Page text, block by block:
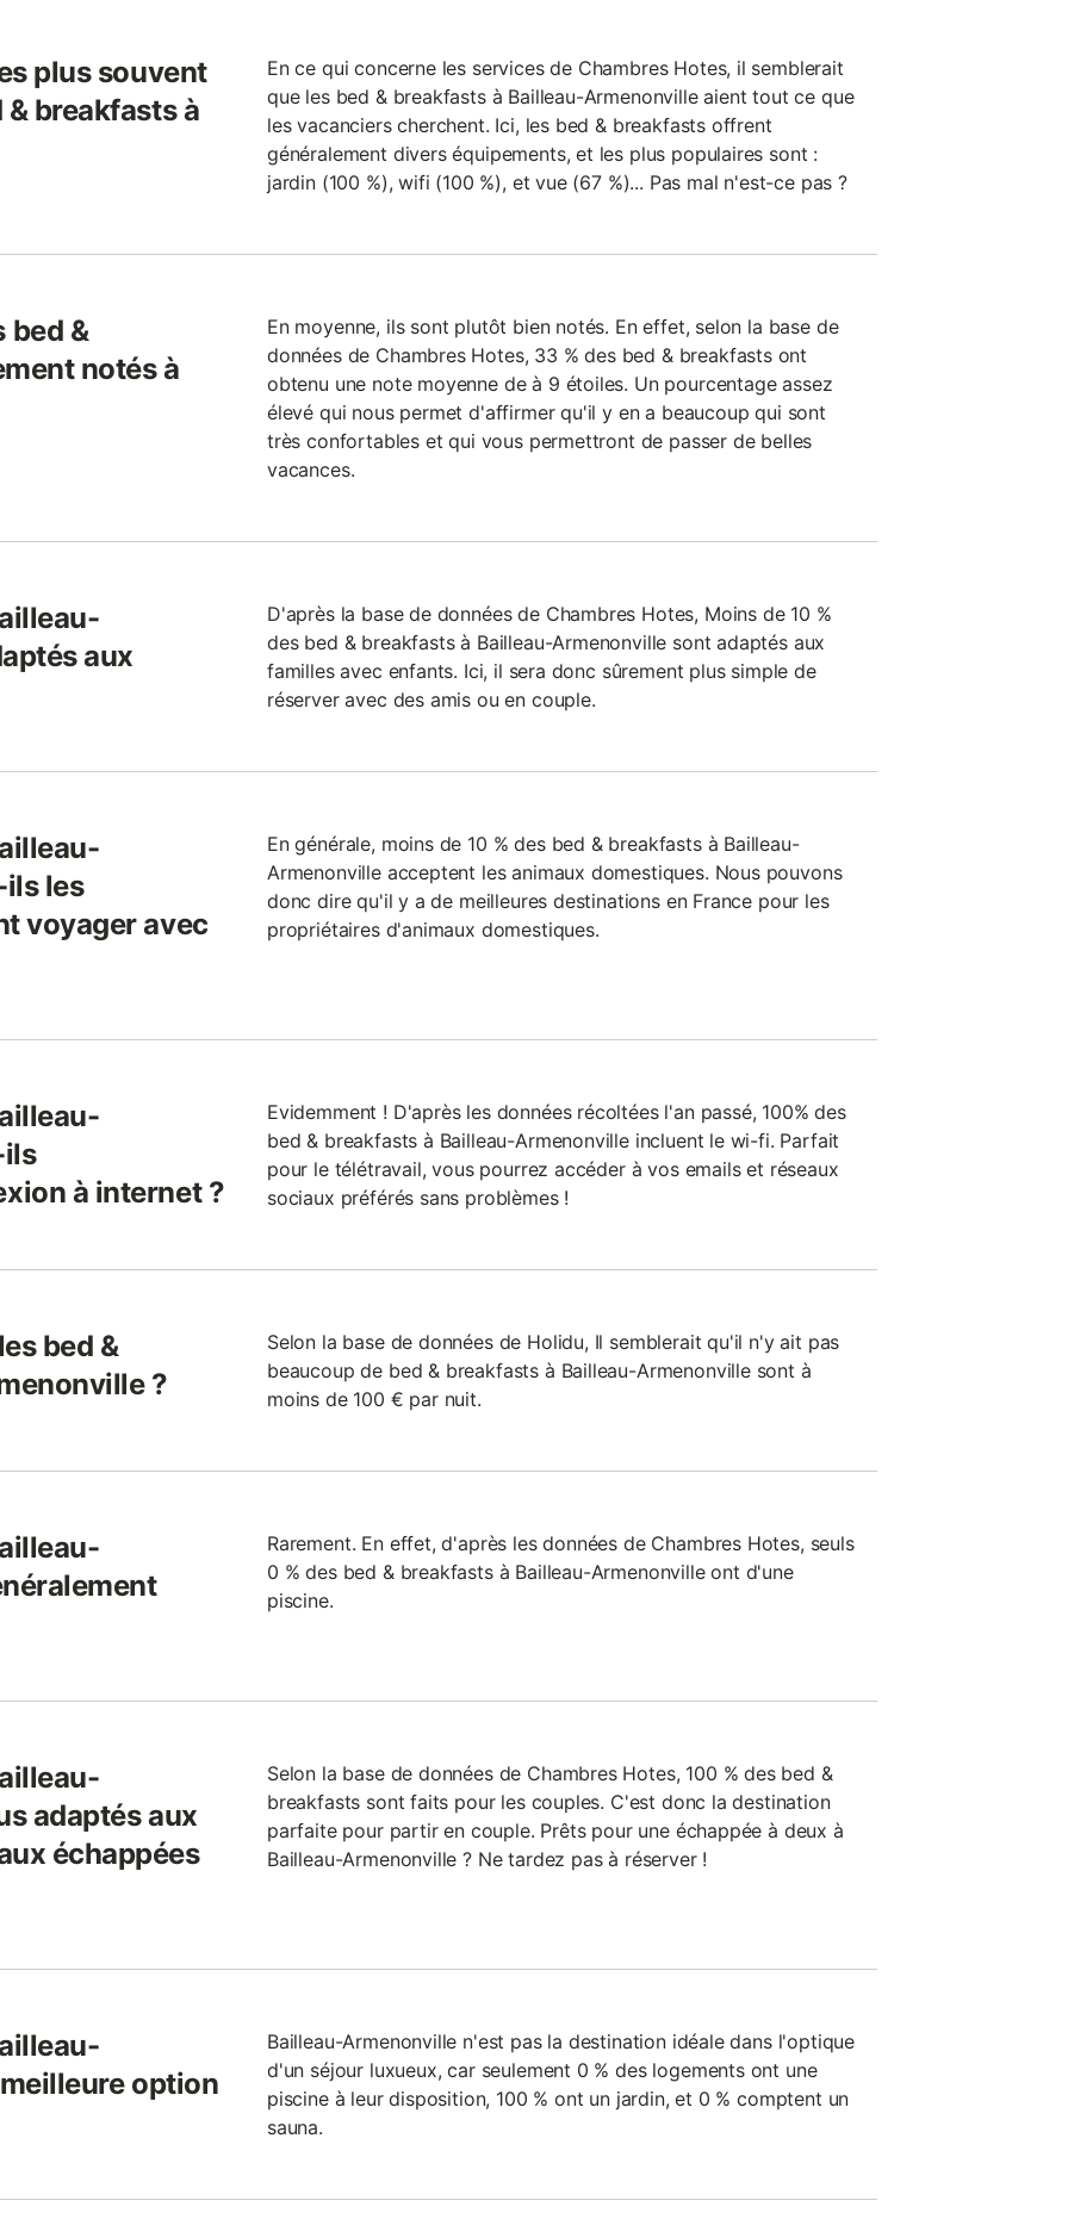
plus souvent
breakfasts à
En ce qui concerne les services de Chambres Hotes, il semblerait
que les bed & breakfasts à Bailleau-Armenonville aient tout ce que
les vacanciers cherchent. Ici, les bed & breakfasts offrent
généralement divers équipements, et les plus populaires sont :
jardin (100 %), wifi (100 %), et vue (67 %)... Pas mal n'est-ce pas ?
bed &
notés à
En moyenne, ils sont plutôt bien notés. En effet, selon la base de
données de Chambres Hotes, 33 % des bed & breakfasts ont
obtenu une note moyenne de à 9 étoiles. Un pourcentage assez
élevé qui nous permet d'affirmer qu'il y en a beaucoup qui sont
très confortables et qui vous permettront de passer de belles
vacances.
aux
D'après la base de données de Chambres Hotes, Moins de 10 %
des bed & breakfasts à Bailleau-Armenonville sont adaptés aux
familles avec enfants. Ici, il sera donc sûrement plus simple de
réserver avec des amis ou en couple.
les
voyager avec
En générale, moins de 10 % des bed & breakfasts à Bailleau-
Armenonville acceptent les animaux domestiques. Nous pouvons
donc dire qu'il y a de meilleures destinations en France pour les
propriétaires d'animaux domestiques.
à internet ?
Evidemment ! D'après les données récoltées l'an passé, 100% des
bed & breakfasts à Bailleau-Armenonville incluent le wi-fi. Parfait
pour le télétravail, vous pourrez accéder à vos emails et réseaux
sociaux préférés sans problèmes !
bed &
?
Selon la base de données de Holidu, Il semblerait qu'il n'y ait pas
beaucoup de bed & breakfasts à Bailleau-Armenonville sont à
moins de 100 € par nuit.
Rarement. En effet, d'après les données de Chambres Hotes, seuls
0 % des bed & breakfasts à Bailleau-Armenonville ont d'une
piscine.
adaptés aux
échappées
Selon la base de données de Chambres Hotes, 100 % des bed &
breakfasts sont faits pour les couples. C'est donc la destination
parfaite pour partir en couple. Prêts pour une échappée à deux à
Bailleau-Armenonville ? Ne tardez pas à réserver !
option
Bailleau-Armenonville n'est pas la destination idéale dans l'optique
d'un séjour luxueux, car seulement 0 % des logements ont une
piscine à leur disposition, 100 % ont un jardin, et 0 % comptent un
sauna.